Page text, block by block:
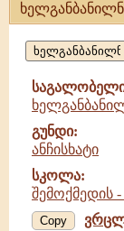
ხელგანბანილნი,
საგალობელი
გუნდი:
ანჩისხატი
სკოლა:
შემოქმედის
Copy